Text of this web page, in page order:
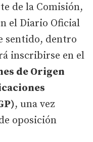
de la Comisión,
el Diario Oficial
sentido, dentro
inscribirse en el
de Origen
, una vez
oposición